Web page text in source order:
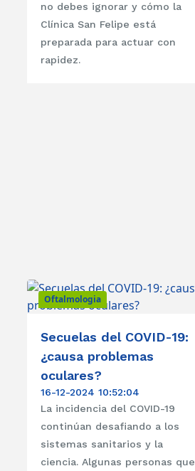
no debes ignorar y cómo la
Clínica San Felipe está
preparada para actuar con
rapidez.
Oftalmologia
Secuelas del COVID-19:
¿causa problemas
oculares?
16-12-2024 10:52:04
La incidencia del COVID-19
continúan desafiando a los
sistemas sanitarios y la
ciencia. Algunas personas que